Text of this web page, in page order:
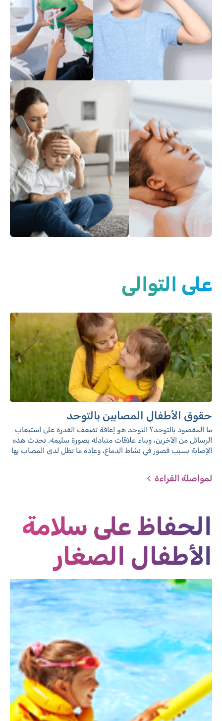
ابتسامة كاملة
على التوالي
حقوق الأطفال المصابين بالتوحد
ما المقصود بالتوحد؟ التوحد هو إعاقة تضعف القدرة على استيعاب
الرسائل من الآخرين، وبناء علاقات متبادلة بصورة سليمة. تحدث هذه
الإصابة بسبب قصور في نشاط الدماغ، وعادة ما تظل لدى المصاب بها
لمواصلة القراءة
الحفاظ على سلامة
الأطفال الصغار